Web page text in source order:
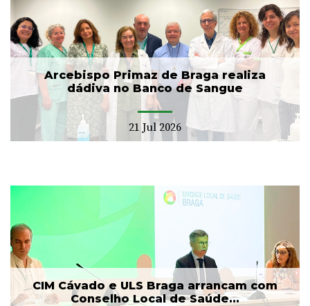
Arcebispo Primaz de Braga realiza
dádiva no Banco de Sangue
21 Jul 2026
CIM Cávado e ULS Braga arrancam com
Conselho Local de Saúde...